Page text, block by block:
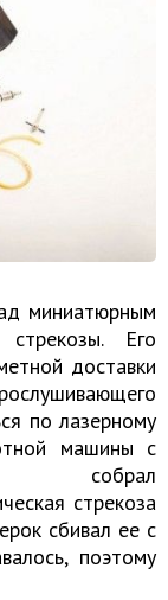
миниатюрным
Его
доставки
по лазерному
машины с
собрал
стрекоза
сбивал ее с
поэтому